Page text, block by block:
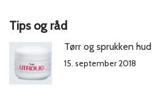
Tips og råd
Tørr og sprukken hud
15. september 2018